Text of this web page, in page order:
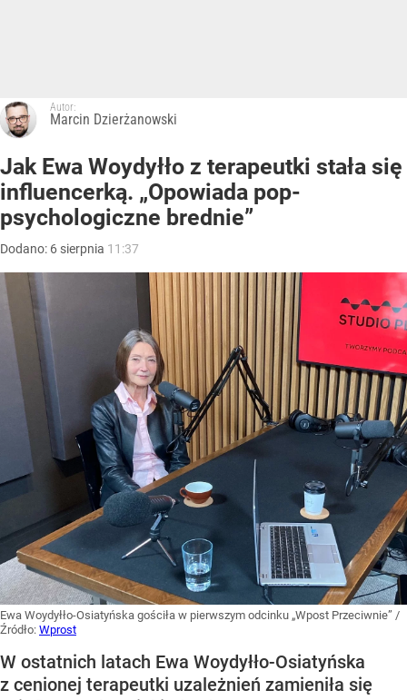
Autor:
Marcin Dzierżanowski
Jak Ewa Woydyłło z terapeutki stała się
influencerką. „Opowiada pop-
psychologiczne brednie”
Dodano: 6 sierpnia 11:37
Ewa Woydyłło-Osiatyńska gościła w pierwszym odcinku „Wpost Przeciwnie” /
Źródło: Wprost
W ostatnich latach Ewa Woydyłło-Osiatyńska
z cenionej terapeutki uzależnień zamieniła się